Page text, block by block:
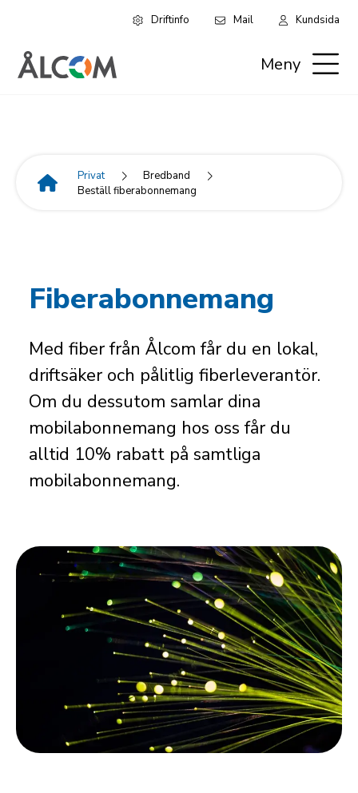
till
huvudinnehåll
Driftinfo Mail Kundsida
Meny
Privat
Bredband
Beställ fiberabonnemang
Fiberabonnemang
Med fiber från Ålcom får du en lokal,
driftsäker och pålitlig fiberleverantör.
Om du dessutom samlar dina
mobilabonnemang hos oss får du
alltid 10% rabatt på samtliga
mobilabonnemang.